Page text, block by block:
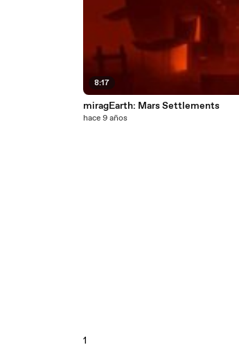
8:17
miragEarth: Mars Settlements
hace 9 años
1